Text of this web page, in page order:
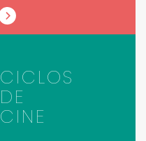
CICLOS
DE
CINE